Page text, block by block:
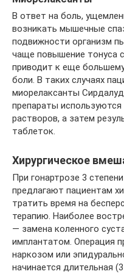
В ответ на боль,
возникать мышечные
подвижности организм
чаще повышение тонуса
приводит к еще
боли. В таких случаях
миорелаксанты
препараты
растворов, а затем
таблеток.
Хирургическое
При гонартрозе 3
предлагают пациентам
тратить время на
терапию. Наиболее
— замена коленного
имплантатом. Операция
наркозом или
начинается длительная